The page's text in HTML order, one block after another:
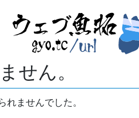
せん。
れませんでした。